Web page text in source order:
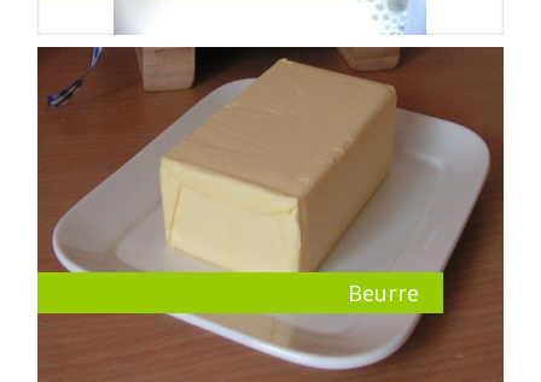
Beurre